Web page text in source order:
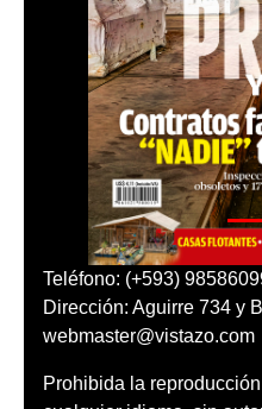
Teléfono: (+593)
Dirección: Aguirre 734 y
webmaster@vistazo.com
Prohibida la